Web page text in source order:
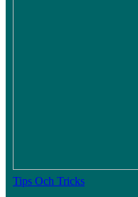
Tips Och Tricks